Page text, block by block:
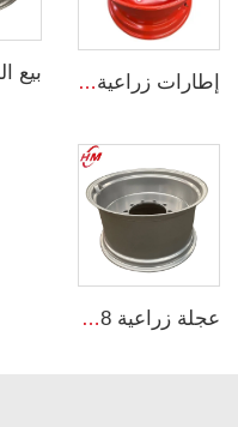
إطارات زراعية 13*15.5 إطارات فولاذية 13x15.5 للإطارات الزراعية 400/60-15.5
عجلة زراعية w15*28 ربط أجزاء آلات زراعية w15*28 حلقات فولاذية للإطارات الزراعية 16.9-28